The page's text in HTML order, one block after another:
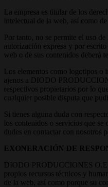
La empresa es titular de los
intelectual de la web, así como
Por tanto, no se permite el uso
autorización expresa y por
web o de sus contenidos deberá
Los elementos como logotipos o
ajenos a DIODO
respectivos propietarios por lo
cualquier posible disputa que
Si tienes alguna duda con
los contenidos o servicios que
dudes en contactar con nosotros
EXONERACIÓN DE
DIODO PRODUCCIONES O.E.
propios recursos técnicos y
de la web, así como porque su